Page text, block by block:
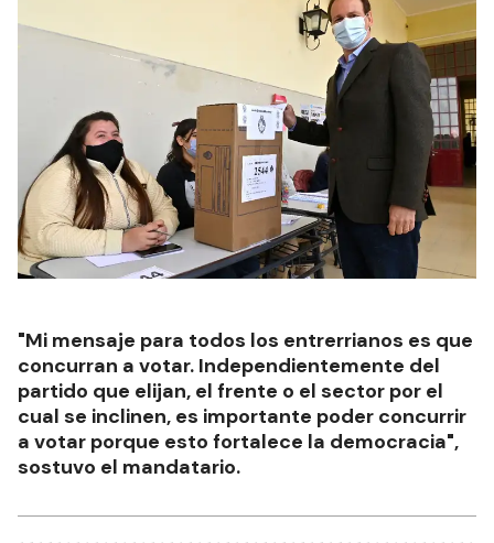
"Mi mensaje para todos los entrerrianos es que
concurran a votar. Independientemente del
partido que elijan, el frente o el sector por el
cual se inclinen, es importante poder concurrir
a votar porque esto fortalece la democracia",
sostuvo el mandatario.